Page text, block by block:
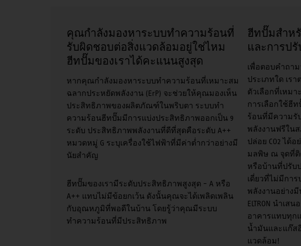
คุณกำลังมองหาระบบทำความร้อนที่
รับผิดชอบต่อสิ่งแวดล้อมอยู่ใช่ไหม
ฮีทปั๊มของเราได้คะแนนสูงสุด
หากคุณกำลังมองหาระบบทำความร้อนที่เหมาะสม
ฉลากประหยัดพลังงาน (ErP) จะช่วยให้คุณมองเห็น
ประสิทธิภาพของผลิตภัณฑ์ในพริบตา ระบบทำ
ความร้อนฮีทปั๊มมีการแบ่งประสิทธิภาพออกเป็น 9
ระดับ ประสิทธิภาพพลังงานที่ดีที่สุดคือระดับ A++
หมวดหมู่ G ระบุเครื่องใช้ไฟฟ้าที่มีค่าต่ำกว่าอย่างมี
นัยสำคัญ
ฮีทปั๊มของเรามีระดับประสิทธิภาพสูงสุด – A หรือ
A++ แทบไม่มีข้อยกเว้น ดังนั้นคุณจะได้เพลิดเพลิน
กับอุณหภูมิที่พอดีในบ้าน โดยรู้ว่าคุณมีระบบ
ทำความร้อนที่มีประสิทธิภาพ
ฮีทปั๊มสำห
และการป
เพื่อตอบคำถา
ประเภทใด เร
ตัวเลือกที่เหมา
การเลือกใช้ฮี
ร้อนที่มีความรั
พลังงานฟรีใน
ปล่อย CO2 ได้
มลพิษ ณ จุดที่ติ
หรือบ้านที่ปรับ
เดี่ยวที่ไม่มีกา
พลังงานอย่างมี
ELTRON นำเ
อาคารแทบทุก
น้ำมันและแก๊ส
แวดล้อม!